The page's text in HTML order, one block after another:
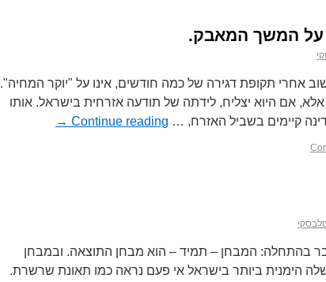
על המשך המאבק.
אחרי תקופת דגירה של כמה חודשים, אינו על "יוקר המחיה".
אם היוא יצליח, לידתה של תודעה אזרחית בישראל. אותו
קיימים בשביל האזרח, … Continue reading
→
בהתחלה: המבחן – תמיד – הוא מבחן התוצאה. ובמבחן
הימנית ביותר בישראל אי פעם נראה כמו תאונת שרשרת.